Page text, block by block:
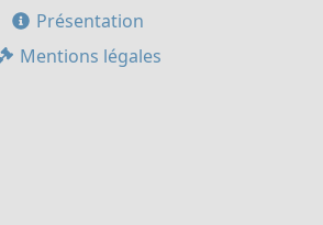
Présentation
Mentions légales